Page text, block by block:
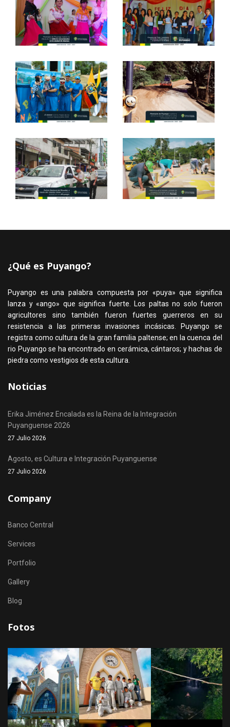
¿Qué es Puyango?
Puyango es una palabra compuesta por «puya» que significa
lanza y «ango» que significa fuerte. Los paltas no solo fueron
agricultores sino también fueron fuertes guerreros en su
resistencia a las primeras invasiones incásicas. Puyango se
registra como cultura de la gran familia paltense; en la cuenca del
rio Puyango se ha encontrado en cerámica, cántaros; y hachas de
piedra como vestigios de esta cultura.
Noticias
Erika Jiménez Encalada es la Reina de la Integración
Puyanguense 2026
27 Julio 2026
Agosto, es Cultura e Integración Puyanguense
27 Julio 2026
Company
Banco Central
Services
Portfolio
Gallery
Blog
Fotos